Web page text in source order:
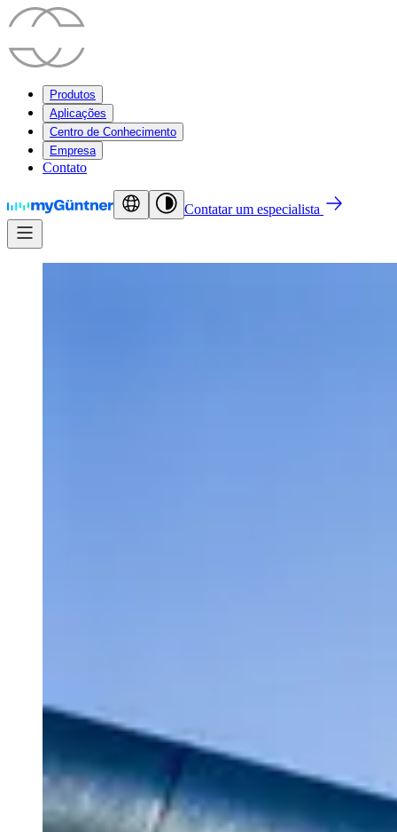
Produtos
Aplicações
Centro de Conhecimento
Empresa
Contato
Contatar um especialista